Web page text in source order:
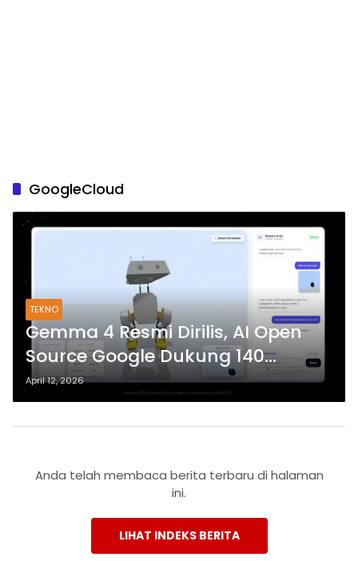
GoogleCloud
TEKNO
Gemma 4 Resmi Dirilis, AI Open
Source Google Dukung 140
Bahasa Termasuk Indonesia
April 12, 2026
Anda telah membaca berita terbaru di halaman
ini.
LIHAT INDEKS BERITA